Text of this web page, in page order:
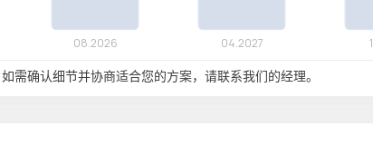
需确认细节并协商适合您的方案，请联系我们的经理。